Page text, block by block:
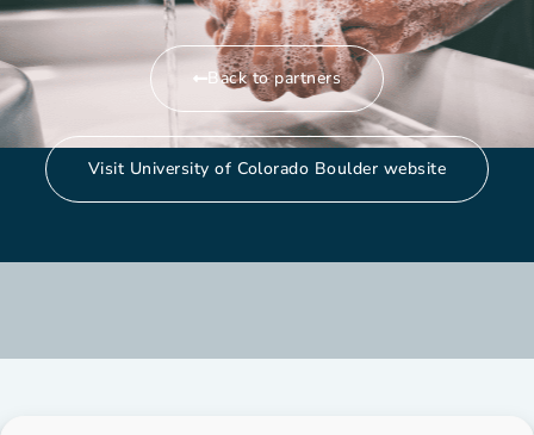
Back to partners
Visit University of Colorado Boulder website